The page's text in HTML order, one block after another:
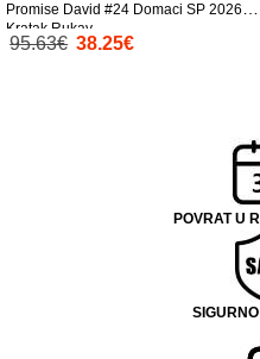
Promise David #24 Domaci SP 2026
Kratak Rukav
95.63€ 38.25€
POVRAT U